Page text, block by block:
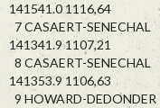
141541.0 1116,64
7 CASAERT-
141341.9 1107,21
8 CASAERT-
141353.9 1106,63
9 HOWARD-